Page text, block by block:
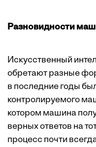
Разновидности
Искусственный
обретают разные
в последние годы
контролируемого
котором машина
верных ответов на
процесс почти